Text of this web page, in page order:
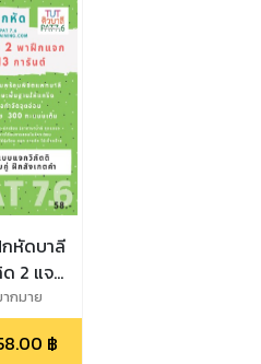
หัดบาลี
2 แจก
กมาย
฿